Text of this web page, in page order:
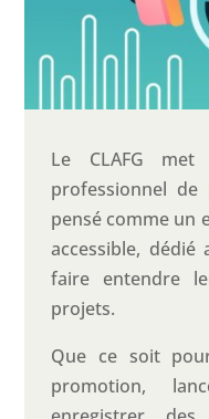
Le CLAFG
professionnel
pensé comme un
accessible,
faire entendre
projets.
Que ce soit
promotion,